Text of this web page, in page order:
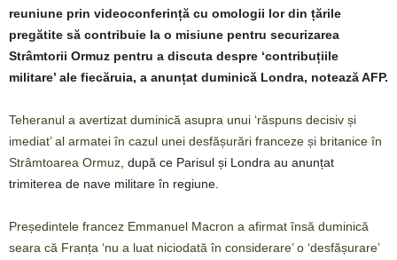
reuniune prin videoconferință cu omologii lor din țările
pregătite să contribuie la o misiune pentru securizarea
Strâmtorii Ormuz pentru a discuta despre ‘contribuțiile
militare’ ale fiecăruia, a anunțat duminică Londra, notează AFP.
Teheranul a avertizat duminică asupra unui ‘răspuns decisiv și
imediat’ al armatei în cazul unei desfășurări franceze și britanice în
Strâmtoarea Ormuz , după ce Parisul și Londra au anunțat
trimiterea de nave militare în regiune.
Președintele francez Emmanuel Macron a afirmat însă duminică
seara că Franța ‘nu a luat niciodată în considerare’ o ‘desfășurare’